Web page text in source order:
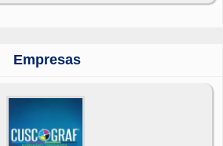
Empresas